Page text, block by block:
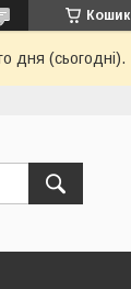
Кошик
дня (сьогодні).